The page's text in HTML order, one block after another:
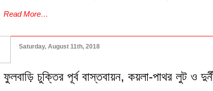
Read More…
Saturday, August 11th, 2018
ফুলবাড়ি চুক্তির পূর্ব বাস্তবায়ন, কয়লা-পাথর লুট ও